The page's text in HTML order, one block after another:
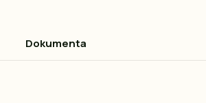
Dokumenta